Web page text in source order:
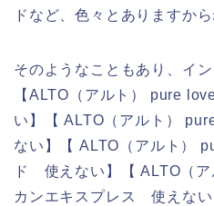
ドなど、色々とありますから
そのようなこともあり、イン
【ALTO（アルト） pure
い】【 ALTO（アルト）
ない】【 ALTO（アルト）
ド 使えない】【 ALTO（
カンエキスプレス 使えない